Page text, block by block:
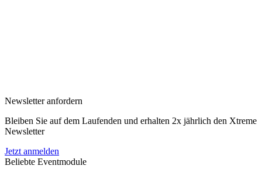
Newsletter anfordern
Bleiben Sie auf dem Laufenden und erhalten 2x jährlich den Xtreme
Newsletter
Jetzt anmelden
Beliebte Eventmodule